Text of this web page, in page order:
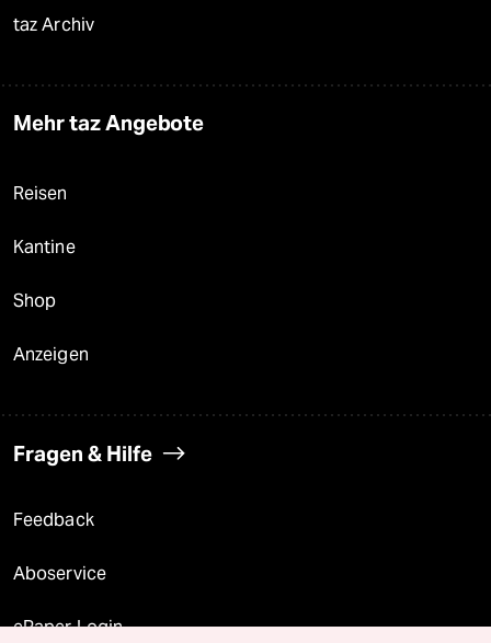
taz Archiv
Mehr taz Angebote
Reisen
Kantine
Shop
Anzeigen
Fragen & Hilfe
Feedback
Aboservice
ePaper Login